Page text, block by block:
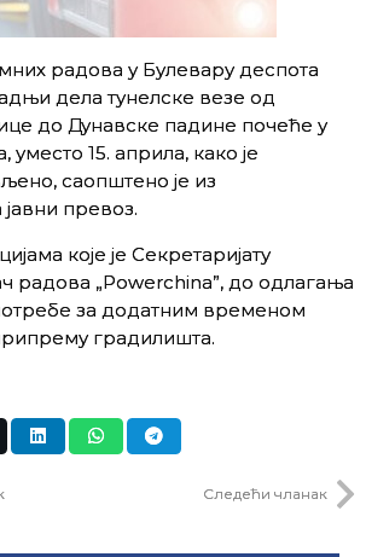
радова у Булевару деспота
дела тунелске везе од
до Дунавске падине почеће у
уместо 15. априла, како је
саопштено је из
јавни превоз.
које је Секретаријату
радова „Powerchina”, до одлагања
за додатним временом
градилишта.
Следећи чланак